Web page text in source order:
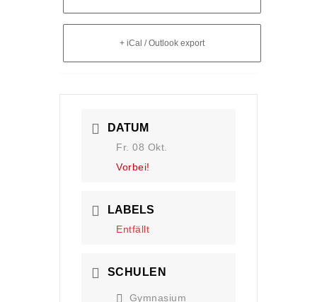
+ iCal / Outlook export
DATUM
Fr. 08 Okt.
Vorbei!
LABELS
Entfällt
SCHULEN
Gymnasium